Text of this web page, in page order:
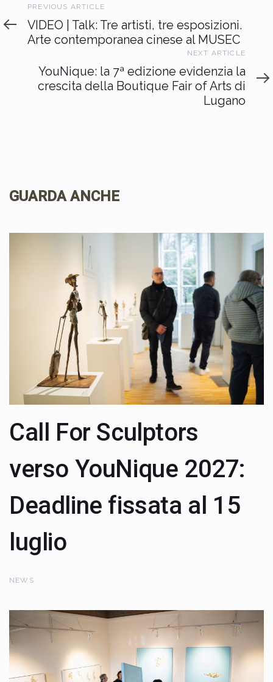
Previous
Article
PREVIOUS ARTICLE
VIDEO | Talk: Tre artisti, tre esposizioni.
Arte contemporanea cinese al MUSEC
Article
NEXT ARTICLE
YouNique: la 7ª edizione evidenzia la
crescita della Boutique Fair of Arts di
Lugano
GUARDA ANCHE
Call For Sculptors
verso YouNique 2027:
Deadline fissata al 15
luglio
NEWS